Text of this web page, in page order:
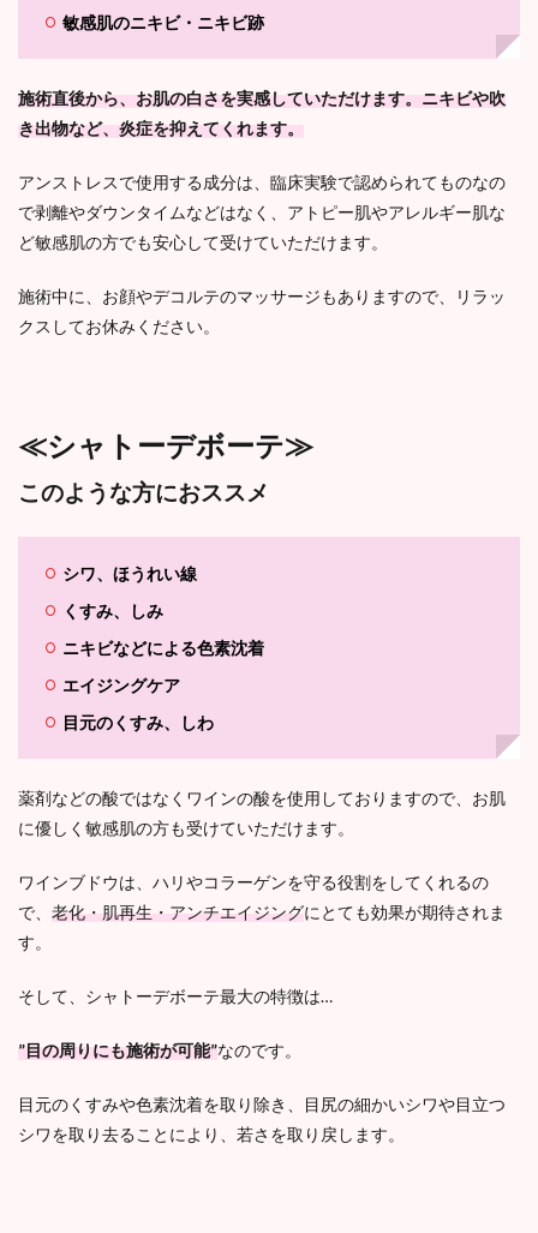
敏感肌のニキビ・ニキビ跡
施術直後から、お肌の白さを実感していただけます。ニキビや吹
き出物など、炎症を抑えてくれます。
アンストレスで使用する成分は、臨床実験で認められてものなの
で剥離やダウンタイムなどはなく、アトピー肌やアレルギー肌な
ど敏感肌の方でも安心して受けていただけます。
施術中に、お顔やデコルテのマッサージもありますので、リラッ
クスしてお休みください。
≪シャトーデボーテ≫
このような方におススメ
シワ、ほうれい線
くすみ、しみ
ニキビなどによる色素沈着
エイジングケア
目元のくすみ、しわ
薬剤などの酸ではなくワインの酸を使用しておりますので、お肌
に優しく敏感肌の方も受けていただけます。
ワインブドウは、ハリやコラーゲンを守る役割をしてくれるの
で、 老化・肌再生・アンチエイジングにとても効果が期待されま
す。
そして、シャトーデボーテ最大の特徴は…
”目の周りにも施術が可能”なのです。
目元のくすみや色素沈着を取り除き、目尻の細かいシワや目立つ
シワを取り去ることにより、若さを取り戻します。